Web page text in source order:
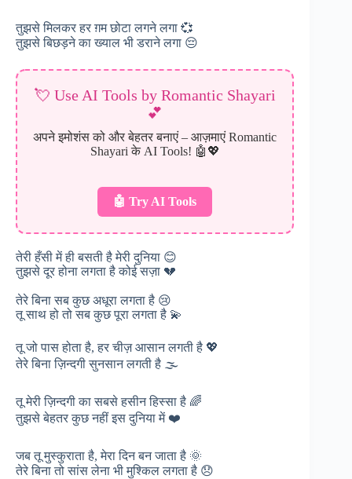
तुझसे मिलकर हर ग़म छोटा लगने लगा 💞
तुझसे बिछड़ने का ख्याल भी डराने लगा 😔
💘 Use AI Tools by Romantic Shayari
💕
अपने इमोशंस को और बेहतर बनाएं – आज़माएं Romantic
Shayari के AI Tools! 🤖💖
🤖 Try AI Tools
तेरी हँसी में ही बसती है मेरी दुनिया 😊
तुझसे दूर होना लगता है कोई सज़ा 💔
तेरे बिना सब कुछ अधूरा लगता है 😢
तू साथ हो तो सब कुछ पूरा लगता है 💫
तू जो पास होता है, हर चीज़ आसान लगती है 💖
तेरे बिना ज़िन्दगी सुनसान लगती है 🌫️
तू मेरी ज़िन्दगी का सबसे हसीन हिस्सा है 🌈
तुझसे बेहतर कुछ नहीं इस दुनिया में ❤️
जब तू मुस्कुराता है, मेरा दिन बन जाता है 🌞
तेरे बिना तो सांस लेना भी मुश्किल लगता है 😞